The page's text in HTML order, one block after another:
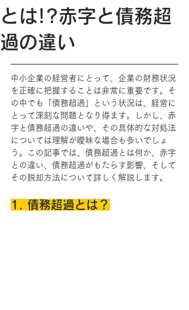
とは!?赤字と債務超
過の違い
中小企業の経営者にとって、企業の財務状況
を正確に把握することは非常に重要です。そ
の中でも「債務超過」という状況は、経営に
とって深刻な問題となり得ます。しかし、赤
字と債務超過の違いや、その具体的な対処法
については理解が曖昧な場合も多いでしょ
う。この記事では、債務超過とは何か、赤字
との違い、債務超過がもたらす影響、そして
その脱却方法について詳しく解説します。
1. 債務超過とは？